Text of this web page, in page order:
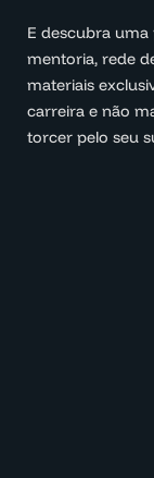
E descubra
mentoria, rede
materiais
carreira e não
torcer pelo seu